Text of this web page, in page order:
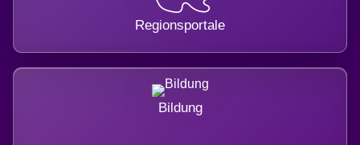
Regionsportale
Bildung